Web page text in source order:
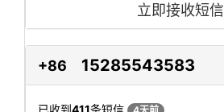
立即接收短信
+86 15285543583
已收到411条短信